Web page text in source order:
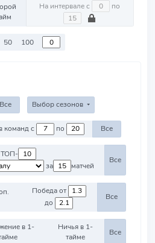
На интервале с по
50 100
Все Выбор сезонов
Против команд с по Все
ТОП-
за
матчей
Все
Победа от
до
Все
в 1-
Ничья в 1-
тайме
Все